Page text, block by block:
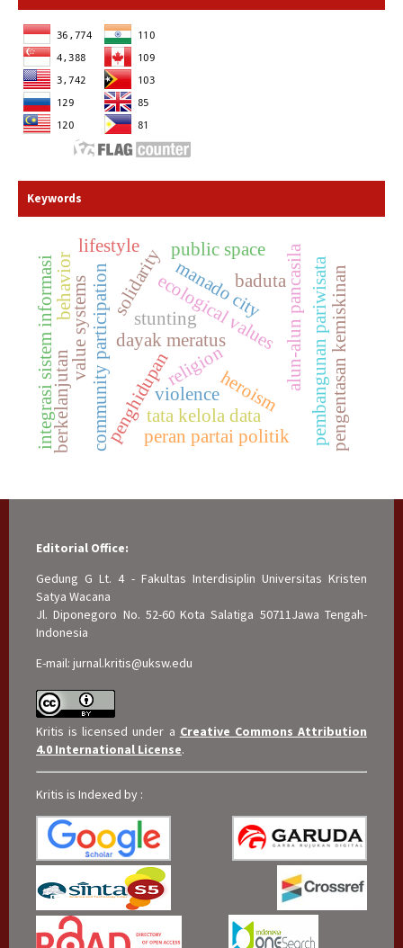
Keywords
dayak meratus
ecological values
community participation manado city
religion
violence
alun-alun pancasila
value systems
public space
heroism
solidarity pembangunan pariwisata
penghidupan
berkelanjutan pengentasan kemiskinan
tata kelola data
integrasi sistem informasi peran partai politik
stunting
baduta
behavior
lifestyle
Editorial Office:
Gedung G Lt. 4 - Fakultas Interdisiplin Universitas Kristen
Satya Wacana
Jl. Diponegoro No. 52-60 Kota Salatiga 50711Jawa Tengah-
Indonesia
E-mail: jurnal.kritis@uksw.edu
Kritis is licensed under a Creative Commons Attribution
4.0 International License.
Kritis is Indexed by :